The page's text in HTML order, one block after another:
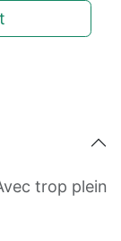
trop plein